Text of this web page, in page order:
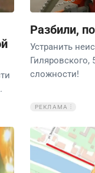
Разбили,
Устранить
сложности!
РЕКЛАМА